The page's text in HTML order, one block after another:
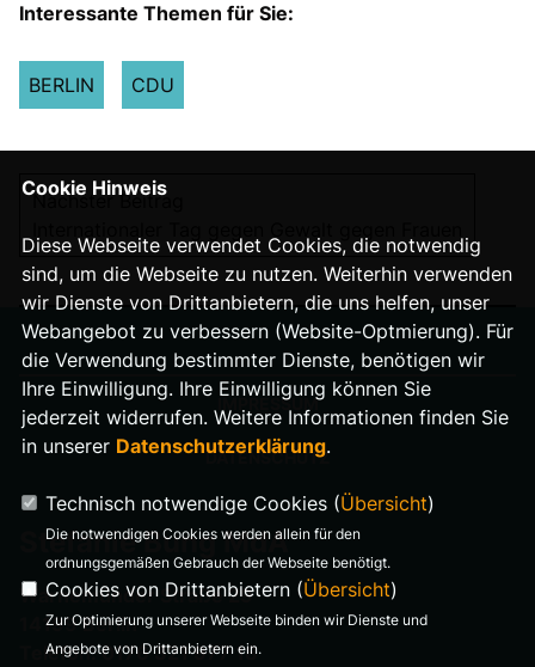
Interessante Themen für Sie:
BERLIN CDU
Nächster Beitrag
IMPRESSUM
DATENSCHUTZ
Stefanie Bung MdA
Warnemünder Straße 29
14199 Berlin
Telefon: 0176 321 977 18
Cookie Hinweis
Diese Webseite verwendet Cookies, die notwendig
sind, um die Webseite zu nutzen. Weiterhin verwenden
wir Dienste von Drittanbietern, die uns helfen, unser
Webangebot zu verbessern (Website-Optmierung). Für
die Verwendung bestimmter Dienste, benötigen wir
Ihre Einwilligung. Ihre Einwilligung können Sie
jederzeit widerrufen. Weitere Informationen finden Sie
in unserer Datenschutzerklärung.
Technisch notwendige Cookies (Übersicht)
Die notwendigen Cookies werden allein für den
ordnungsgemäßen Gebrauch der Webseite benötigt.
Cookies von Drittanbietern (Übersicht)
Zur Optimierung unserer Webseite binden wir Dienste und
Angebote von Drittanbietern ein.